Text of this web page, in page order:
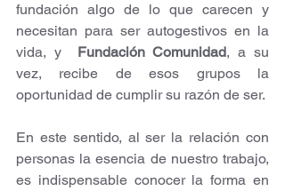
fundación algo de lo que carecen y
necesitan para ser autogestivos en la
vida, y Fundación Comunidad, a su
vez, recibe de esos grupos la
oportunidad de cumplir su razón de ser.
En este sentido, al ser la relación con
personas la esencia de nuestro trabajo,
es indispensable conocer la forma en